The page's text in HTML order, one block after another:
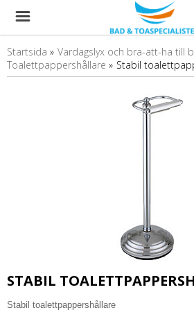
Startsida » Vardagslyx och bra-att-ha till
Toalettpappershållare » Stabil
STABIL
Stabil toalettpappershållare